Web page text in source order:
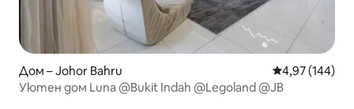
Дом – Johor Bahru Средна
4,97 (144)
Уютен дом Luna @Bukit Indah @Legoland @JB